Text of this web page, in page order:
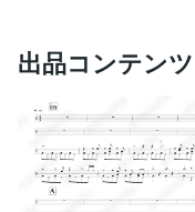
出品コンテンツ